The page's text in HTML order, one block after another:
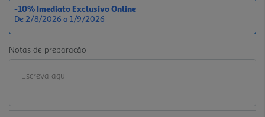
-10% Imediato Exclusivo Online
De 2/8/2026 a 1/9/2026
Notas de preparação